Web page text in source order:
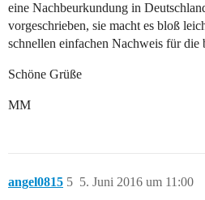
eine Nachbeurkundung in
vorgeschrieben, sie macht es bloß
schnellen einfachen Nachweis für die
Schöne Grüße
MM
angel0815 5. Juni 2016 um 11:00
5